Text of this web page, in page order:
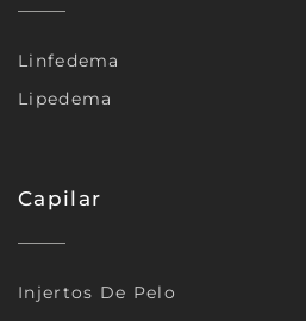
Linfedema
Lipedema
Capilar
Injertos De Pelo